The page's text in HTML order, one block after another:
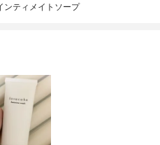
ンティメイトソープ